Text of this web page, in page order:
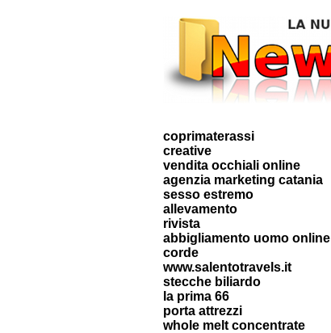
coprimaterassi
creative
vendita occhiali online
agenzia marketing catania
sesso estremo
allevamento
rivista
abbigliamento uomo online
corde
www.salentotravels.it
stecche biliardo
la prima 66
porta attrezzi
whole melt concentrate